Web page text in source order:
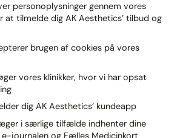
personoplysninger gennem vores
at tilmelde dig AK Aesthetics’ tilbud og
brugen af cookies på vores
vores klinikker, hvor vi har opsat
dig AK Aesthetics’ kundeapp
i særlige tilfælde indhenter dine
journalen og Fælles Medicinkort